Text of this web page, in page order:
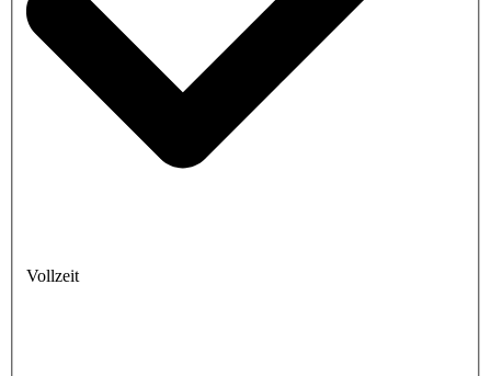
Vollzeit